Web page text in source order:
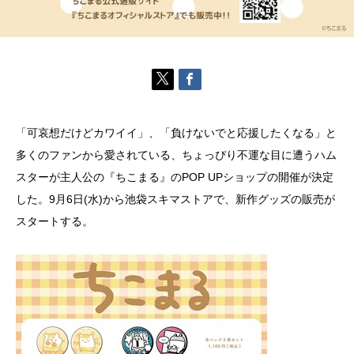
「可哀想だけどカワイイ」、「負けないでと応援したくなる」と
多くのファンから愛されている、ちょっぴり不運な目に遭うハム
スターが主人公の『ちこまる』のPOP UPショップの開催が決定
した。9月6日(水)から池袋スキマストアで、新作グッズの販売が
スタートする。